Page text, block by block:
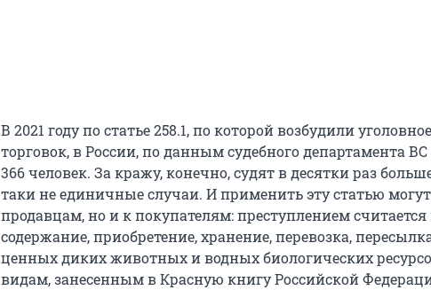
В 2021 году по статье 258.1, по которой возбудили
торговок, в России, по данным судебного департамента
366 человек. За кражу, конечно, судят в десятки раз
таки не единичные случаи. И применить эту статью
продавцам, но и к покупателям: преступлением
содержание, приобретение, хранение, перевозка,
ценных диких животных и водных биологических
видам, занесенным в Красную книгу Российской